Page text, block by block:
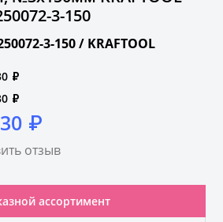
3-150
3-150 / KRAFTOOL
₽
₽
₽
отзыв
ассортимент